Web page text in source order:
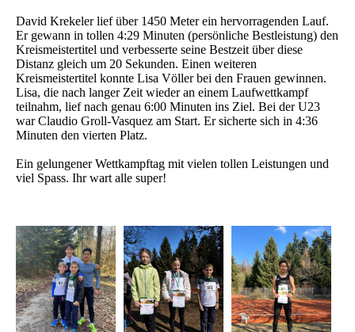
David Krekeler lief über 1450 Meter ein hervorragenden Lauf.
Er gewann in tollen 4:29 Minuten (persönliche Bestleistung) den
Kreismeistertitel und verbesserte seine Bestzeit über diese
Distanz gleich um 20 Sekunden. Einen weiteren
Kreismeistertitel konnte Lisa Völler bei den Frauen gewinnen.
Lisa, die nach langer Zeit wieder an einem Laufwettkampf
teilnahm, lief nach genau 6:00 Minuten ins Ziel. Bei der U23
war Claudio Groll-Vasquez am Start. Er sicherte sich in 4:36
Minuten den vierten Platz.
Ein gelungener Wettkampftag mit vielen tollen Leistungen und
viel Spass. Ihr wart alle super!